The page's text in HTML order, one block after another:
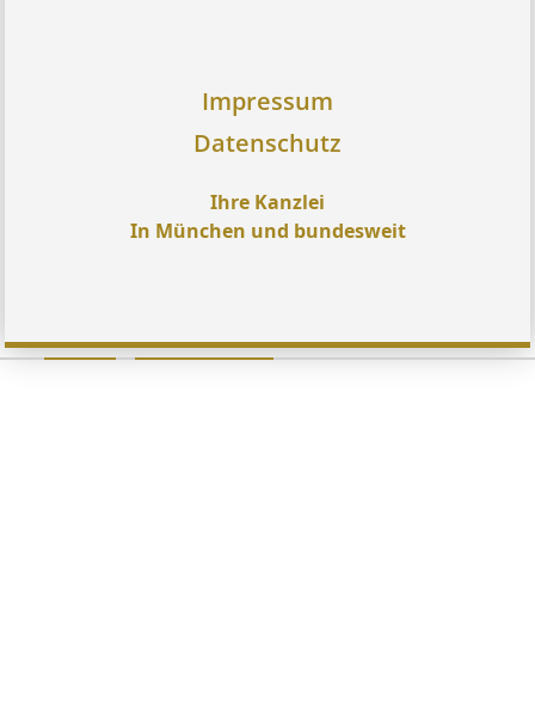
Impressum
Datenschutz
Ihre Kanzlei
In München und bundesweit